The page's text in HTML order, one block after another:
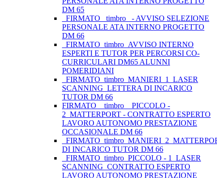
DM 65
_FIRMATO_ timbro _- AVVISO SELEZIONE
PERSONALE ATA INTERNO PROGETTO
DM 66
_FIRMATO_timbro_AVVISO INTERNO
ESPERTI E TUTOR PER PERCORSI CO-
CURRICULARI DM65 ALUNNI
POMERIDIANI
_FIRMATO_timbro_MANIERI_1_LASER
SCANNING_LETTERA DI INCARICO
TUTOR DM 66
FIRMATO _ timbro _ PICCOLO -
2_MATTERPORT - CONTRATTO ESPERTO
LAVORO AUTONOMO PRESTAZIONE
OCCASIONALE DM 66
DI INCARICO TUTOR DM 66
_FIRMATO_timbro_PICCOLO - 1_LASER
SCANNING_CONTRATTO ESPERTO
LAVORO AUTONOMO PRESTAZIONE